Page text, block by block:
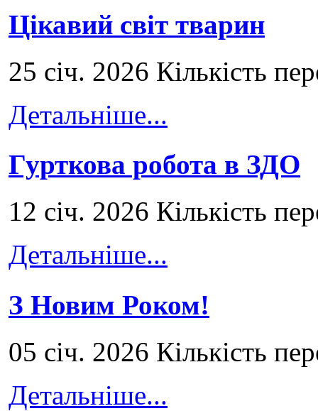
Цікавий світ тварин
25 січ. 2026 Кількість
Детальніше...
Гурткова робота в ЗДО
12 січ. 2026 Кількість
Детальніше...
З Новим Роком!
05 січ. 2026 Кількість
Детальніше...